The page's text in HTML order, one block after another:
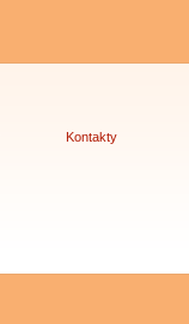
Kontakty